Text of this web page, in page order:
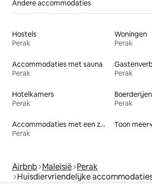
Andere accommodaties
Hostels
Perak
Woningen
Perak
Accommodaties met sauna
Perak
Perak
Hotelkamers
Perak
Boerderijen
Perak
Accommodaties met een zwembad
Perak
Toon meer
Airbnb Maleisië Perak
Huisdiervriendelijke